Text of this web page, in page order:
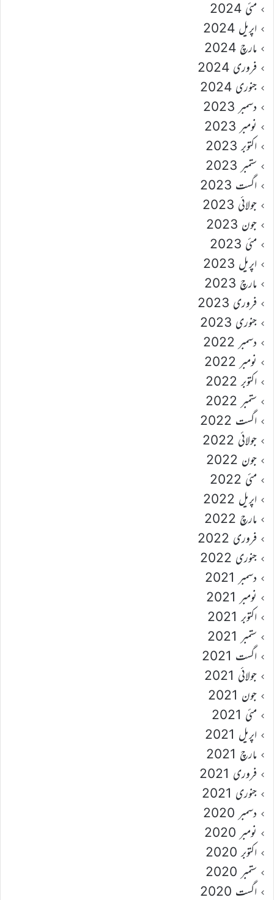
مئی 2024
اپریل 2024
مارچ 2024
فروری 2024
جنوری 2024
دسمبر 2023
نومبر 2023
اکتوبر 2023
ستمبر 2023
اگست 2023
جولائی 2023
جون 2023
مئی 2023
اپریل 2023
مارچ 2023
فروری 2023
جنوری 2023
دسمبر 2022
نومبر 2022
اکتوبر 2022
ستمبر 2022
اگست 2022
جولائی 2022
جون 2022
مئی 2022
اپریل 2022
مارچ 2022
فروری 2022
جنوری 2022
دسمبر 2021
نومبر 2021
اکتوبر 2021
ستمبر 2021
اگست 2021
جولائی 2021
جون 2021
مئی 2021
اپریل 2021
مارچ 2021
فروری 2021
جنوری 2021
دسمبر 2020
نومبر 2020
اکتوبر 2020
ستمبر 2020
اگست 2020